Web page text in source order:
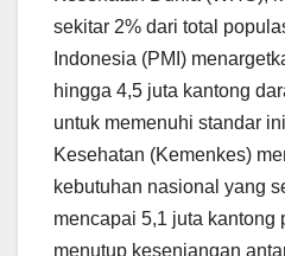
sekitar 2% dari total
Indonesia (PMI)
hingga 4,5 juta kantong
untuk memenuhi standar
Kesehatan (Kemenkes)
kebutuhan nasional yang
mencapai 5,1 juta kantong
menutup kesenjangan